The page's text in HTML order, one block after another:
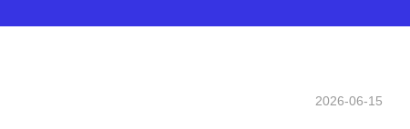
2026-06-15